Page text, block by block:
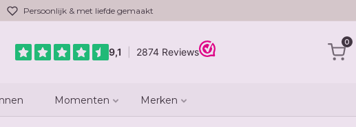
Persoonlijk & met liefde gemaakt
0
Momenten Merken